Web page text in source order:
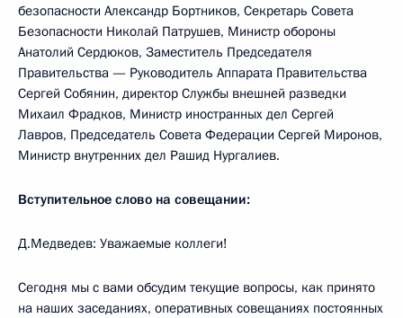
безопасности Александр Бортников, Секретарь Совета
Безопасности Николай Патрушев, Министр обороны
Анатолий Сердюков, Заместитель Председателя
Правительства — Руководитель Аппарата Правительства
Сергей Собянин, директор Службы внешней разведки
Михаил Фрадков, Министр иностранных дел Сергей
Лавров, Председатель Совета Федерации Сергей Миронов,
Министр внутренних дел Рашид Нургалиев.
Вступительное слово на совещании:
Д.Медведев: Уважаемые коллеги!
Сегодня мы с вами обсудим текущие вопросы, как принято
на наших заседаниях, оперативных совещаниях постоянных